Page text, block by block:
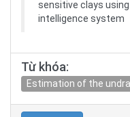
sensitive clays
intelligence system
Từ khóa:
Estimation of the